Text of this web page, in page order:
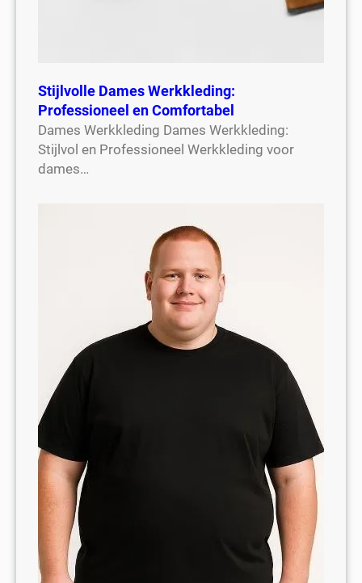
Stijlvolle Dames Werkkleding:
Professioneel en Comfortabel
Dames Werkkleding Dames Werkkleding:
Stijlvol en Professioneel Werkkleding voor
dames…